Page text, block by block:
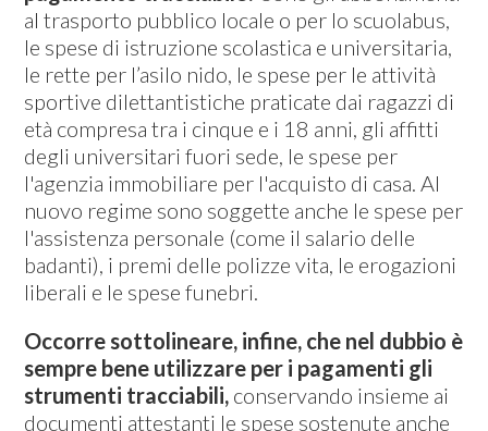
al trasporto pubblico locale o per lo scuolabus,
le spese di istruzione scolastica e universitaria,
le rette per l’asilo nido, le spese per le attività
sportive dilettantistiche praticate dai ragazzi di
età compresa tra i cinque e i 18 anni, gli affitti
degli universitari fuori sede, le spese per
l'agenzia immobiliare per l'acquisto di casa. Al
nuovo regime sono soggette anche le spese per
l'assistenza personale (come il salario delle
badanti), i premi delle polizze vita, le erogazioni
liberali e le spese funebri.
Occorre sottolineare, infine, che nel dubbio è
sempre bene utilizzare per i pagamenti gli
strumenti tracciabili, conservando insieme ai
documenti attestanti le spese sostenute anche